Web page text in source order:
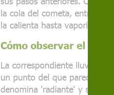
la cola del cometa, entra en
la calienta hasta vaporizarla a
Cómo observar el
La correspondiente lluvia de
un punto del que parecen
denomina 'radiante' y su